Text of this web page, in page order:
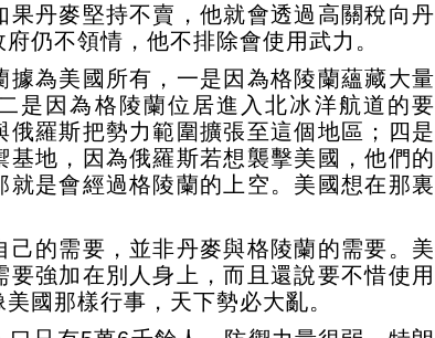
果丹麥堅持不賣，他就會透過高關稅向丹
仍不領情，他不排除會使用武力。
據為美國所有，一是因為格陵蘭蘊藏大量
是因為格陵蘭位居進入北冰洋航道的要
俄羅斯把勢力範圍擴張至這個地區；四是
基地，因為俄羅斯若想襲擊美國，他們的
就是會經過格陵蘭的上空。美國想在那裏
己的需要，並非丹麥與格陵蘭的需要。美
要強加在別人身上，而且還說要不惜使用
國那樣行事，天下勢必大亂。